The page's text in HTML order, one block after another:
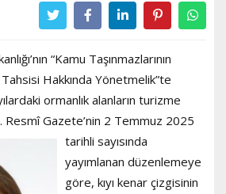
“Kamu Taşınmazlarının
Tahsisi Hakkında Yönetmelik”te
ormanlık alanların turizme
Resmî Gazete’nin 2 Temmuz 2025
tarihli sayısında
yayımlanan düzenlemeye
göre, kıyı kenar çizgisinin